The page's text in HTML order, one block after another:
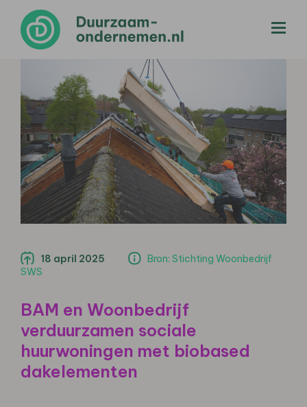
18 april 2025
Bron: Stichting Woonbedrijf
SWS
BAM en Woonbedrijf
verduurzamen sociale
huurwoningen met biobased
dakelementen